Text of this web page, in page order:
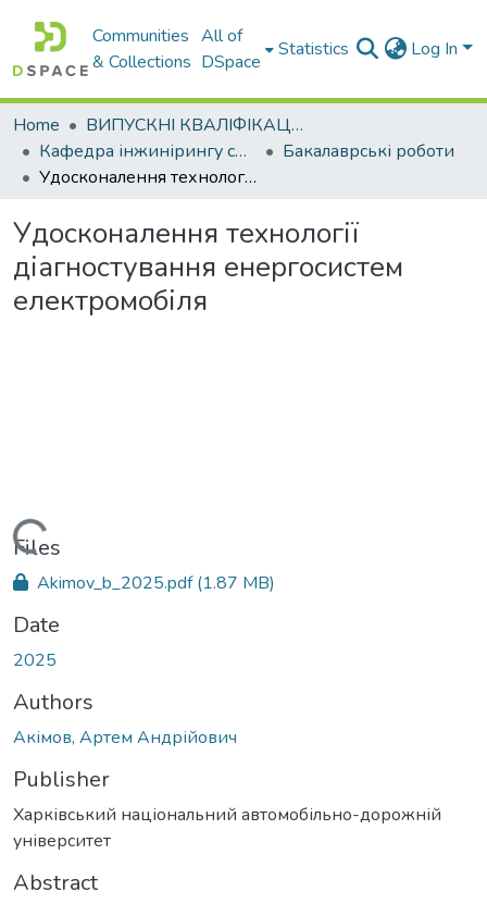
Communities
& Collections
All of
DSpace
Statistics Log In
Home
ВИПУСКНІ КВАЛІФІКАЦІЙНІ РОБОТИ
Кафедра інжинірингу систем автомобільного транспорту
Бакалаврські роботи
Удосконалення технології діагностування енергосистем електромобіля
Удосконалення технології
діагностування енергосистем
електромобіля
Loading...
Files
Akimov_b_2025.pdf(1.87 MB)
Date
2025
Authors
Акімов, Артем Андрійович
Publisher
Харківський національний автомобільно-дорожній
університет
Abstract